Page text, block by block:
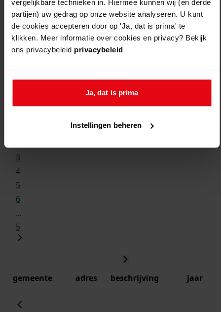
vergelijkbare technieken in. Hiermee kunnen wij (en derde
partijen) uw gedrag op onze website analyseren. U kunt
de cookies accepteren door op 'Ja, dat is prima' te
klikken. Meer informatie over cookies en privacy? Bekijk
ons privacybeleid privacybeleid
Ja, dat is prima
Instellingen beheren
3
4
5
6
...
5
gemeente adres beschrijving jaar